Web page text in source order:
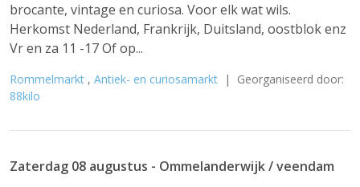
brocante, vintage en curiosa. Voor elk wat wils.
Herkomst Nederland, Frankrijk, Duitsland, oostblok enz
Vr en za 11 -17 Of op...
Rommelmarkt , Antiek- en curiosamarkt | Georganiseerd door:
88kilo
Zaterdag 08 augustus - Ommelanderwijk / veendam